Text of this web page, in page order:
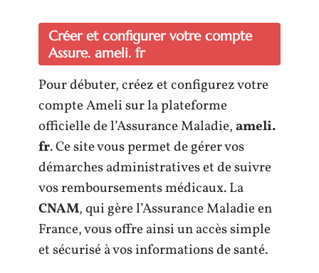
Créer et configurer votre compte
Assure. ameli. fr
Pour débuter, créez et configurez votre
compte Ameli sur la plateforme
officielle de l’Assurance Maladie,ameli.
fr. Ce site vous permet de gérer vos
démarches administratives et de suivre
vos remboursements médicaux. La
CNAM, qui gère l’Assurance Maladie en
France, vous offre ainsi un accès simple
et sécurisé à vos informations de santé.